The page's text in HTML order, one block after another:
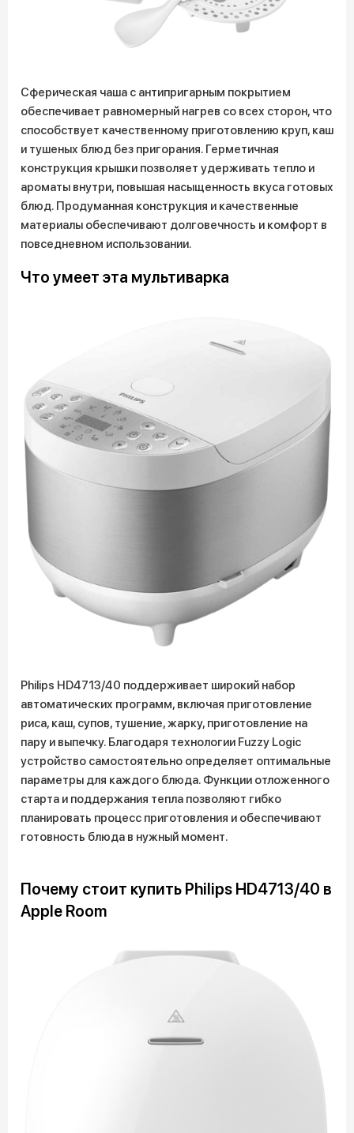
Сферическая чаша с антипригарным покрытием
обеспечивает равномерный нагрев со всех сторон, что
способствует качественному приготовлению круп, каш
и тушеных блюд без пригорания. Герметичная
конструкция крышки позволяет удерживать тепло и
ароматы внутри, повышая насыщенность вкуса готовых
блюд. Продуманная конструкция и качественные
материалы обеспечивают долговечность и комфорт в
повседневном использовании.
Что умеет эта мультиварка
Philips HD4713/40 поддерживает широкий набор
автоматических программ, включая приготовление
риса, каш, супов, тушение, жарку, приготовление на
пару и выпечку. Благодаря технологии Fuzzy Logic
устройство самостоятельно определяет оптимальные
параметры для каждого блюда. Функции отложенного
старта и поддержания тепла позволяют гибко
планировать процесс приготовления и обеспечивают
готовность блюда в нужный момент.
Почему стоит купить Philips HD4713/40 в
Apple Room